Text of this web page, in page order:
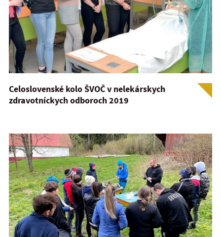
Celoslovenské kolo ŠVOČ v nelekárskych
zdravotníckych odboroch 2019